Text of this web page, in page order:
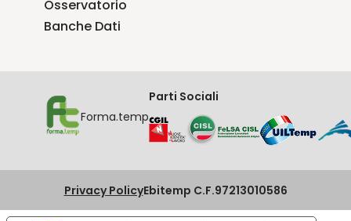
Osservatorio
Banche Dati
Forma.temp
Parti Sociali
Privacy PolicyEbitemp C.F.97213010586